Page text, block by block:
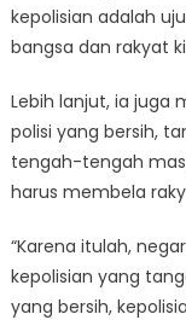
kepolisian adalah
bangsa dan rakyat
Lebih lanjut, ia juga
polisi yang bersih,
tengah-tengah
harus membela
“Karena itulah,
kepolisian yang
yang bersih,